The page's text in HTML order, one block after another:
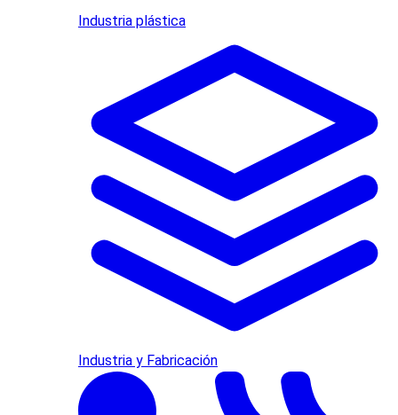
Industria plástica
Industria y Fabricación